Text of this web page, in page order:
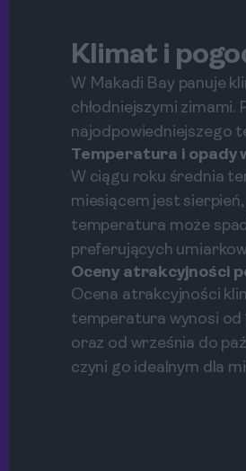
Klimat i
W Makadi Bay panuje
chłodniejszymi zimami.
najodpowiedniejszego
Temperatura i opady
W ciągu roku średnia
miesiącem jest
temperatura może
preferujących
Oceny atrakcyjności
Ocena atrakcyjności
temperatura wynosi od
oraz od września do
czyni go idealnym dla